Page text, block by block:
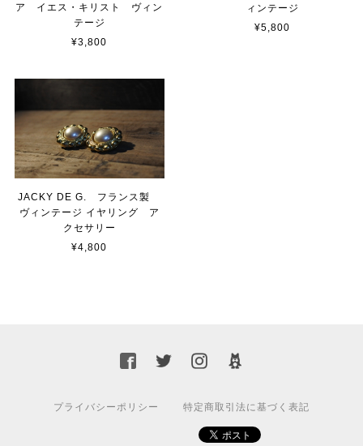
ア イエス・キリスト ヴィン
テージ
¥3,800
ィンテージ
¥5,800
JACKY DE G. フランス製
ヴィンテージ イヤリング ア
クセサリー
¥4,800
プライバシーポリシー 特定商取引法に基づく表記